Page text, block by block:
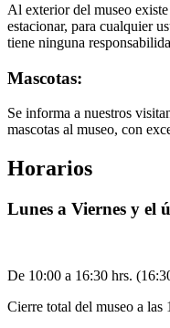
Al exterior del museo
estacionar, para cualquier
tiene ninguna
Mascotas:
Se informa a nuestros
mascotas al museo, con
Horarios
Lunes a Viernes y el
De 10:00 a 16:30 hrs.
Cierre total del museo a las